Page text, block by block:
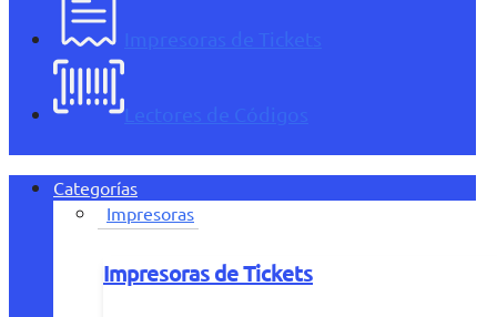
Impresoras de Tickets
Lectores de Códigos
Categorías
Impresoras
Impresoras de Tickets